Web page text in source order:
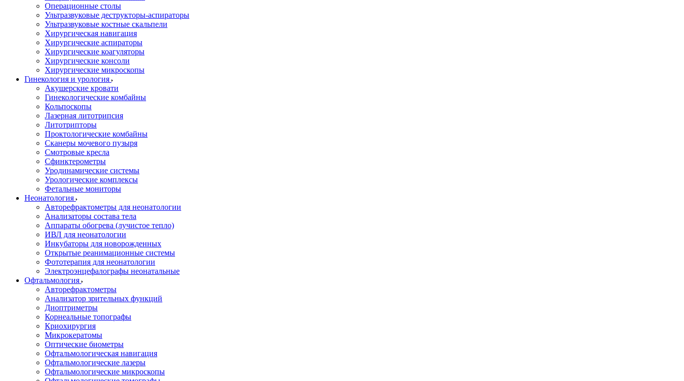
Операционные столы
Ультразвуковые деструкторы-аспираторы
Ультразвуковые костные скальпели
Хирургическая навигация
Хирургические аспираторы
Хирургические коагуляторы
Хирургические консоли
Хирургические микроскопы
Гинекология и урология
Акушерские кровати
Гинекологические комбайны
Кольпоскопы
Лазерная литотрипсия
Литотрипторы
Проктологические комбайны
Сканеры мочевого пузыря
Смотровые кресла
Сфинктерометры
Уродинамические системы
Урологические комплексы
Фетальные мониторы
Неонатология
Авторефрактометры для неонатологии
Анализаторы состава тела
Аппараты обогрева (лучистое тепло)
ИВЛ для неонатологии
Инкубаторы для новорожденных
Открытые реанимационные системы
Фототерапия для неонатологии
Электроэнцефалографы неонатальные
Офтальмология
Авторефрактометры
Анализатор зрительных функций
Диоптриметры
Корнеальные топографы
Криохирургия
Микрокератомы
Оптические биометры
Офтальмологическая навигация
Офтальмологические лазеры
Офтальмологические микроскопы